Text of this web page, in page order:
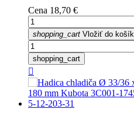
Cena 18,70 €
shopping_cart Vložiť do
shopping_cart
